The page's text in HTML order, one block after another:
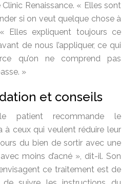
Renaissance. « Elles sont
si on veut quelque chose à
Elles expliquent toujours ce
de nous l’appliquer, ce qui
qu’on ne comprend pas
»
et conseils
patient recommande le
à ceux qui veulent réduire leur
du bien de sortir avec une
moins d’acné », dit-il. Son
ce traitement est de